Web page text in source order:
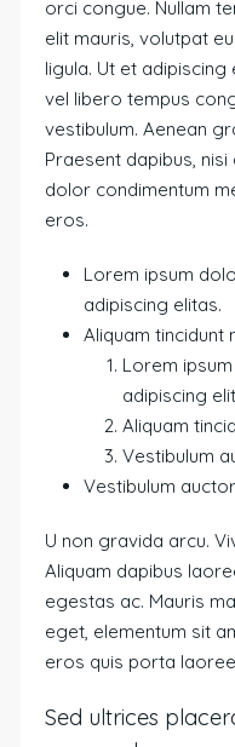
orci congue. Nullam
elit mauris, volutpat
ligula. Ut et
vel libero tempus
vestibulum. Aenean
Praesent dapibus,
dolor condimentum
eros.
Lorem ipsum
adipiscing elitas.
Aliquam tincidunt
Lorem
adipiscing
Aliquam
Vestibulum
Vestibulum
U non gravida arcu.
Aliquam dapibus
egestas ac. Mauris
eget, elementum sit
eros quis porta
Sed ultrices